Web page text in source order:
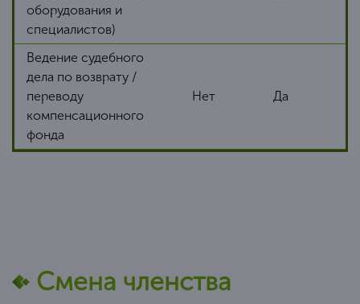
оборудования и
специалистов)
Ведение судебного
дела по возврату /
переводу
компенсационного
фонда
Нет Да
Смена членства